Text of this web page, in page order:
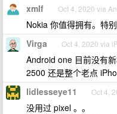
xmlf Oct 4, 2020 via
Nokia 你值得拥有。特
Virga Oct 4, 2020 via
Android one 目前没有
2500 还是整个老点
lidlesseye11 Oct 4,
没用过 pixel 。。